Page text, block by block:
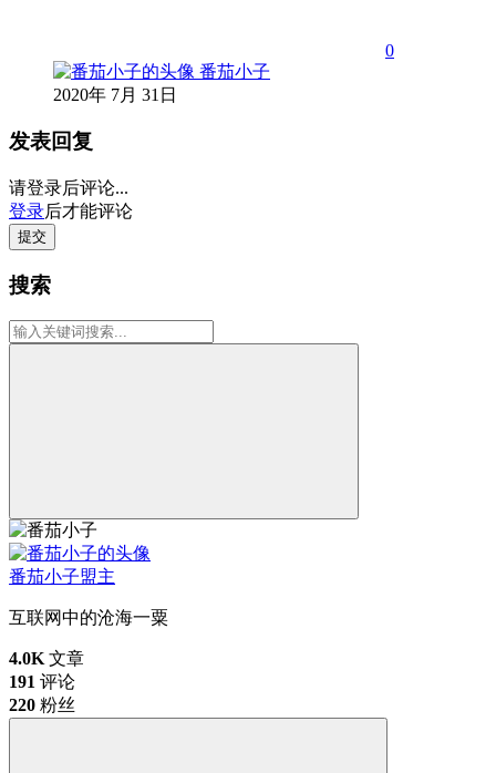
0
番茄小子
2020年 7月 31日
发表回复
请登录后评论...
登录后才能评论
提交
搜索
番茄小子盟主
互联网中的沧海一粟
4.0K 文章
191 评论
220 粉丝